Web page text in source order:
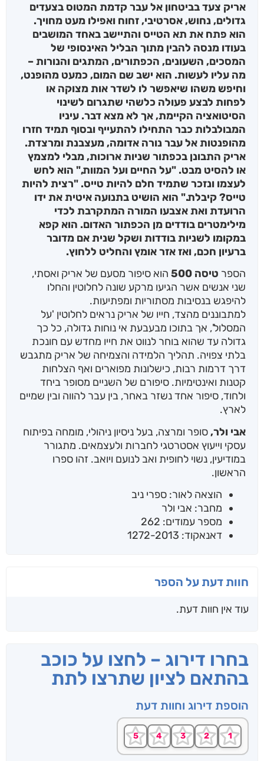
אריק צעד בביטחון אל עבר קדמת המטוס בצעדים
גדולים, נחוש, אסרטיבי, זחוח ואפילו מעט מחויך.
הוא פתח את תא הטייס והתיישב באחד המושבים
בעודו מנסה להבין מתוך הבליל האינסופי של
המסכים, השעונים, הכפתורים, המתגים והנורות –
מה עליו לעשות. הוא ישב שם המום, כמעט מהופנט,
וחיפש משהו שיאפשר לו לשדר אות מצוקה או
לפחות לבצע פעולה כלשהי שתגרום לשינוי
הסיטואציה הקיימת, אך לא מצא דבר. עיניו
המבולבלות כבר התחילו להתעייף ובסוף תמיד חזרו
מהופנטות אל עבר נורה אדומה, מעצבנת ומרצדת.
אריק התבונן בכפתור שניות ארוכות, מבלי למצמץ
או להסיט מבט. "על החיים ועל המוות," הוא לחש
לעצמו ונזכר שתמיד חלם להיות טייס. "רצית להיות
טייס? קיבלת." הוא הושיט בתנועה איטית את ידו
הרועדת ואת אצבעו המורה המתקרבת לכדי
מילימטרים בודדים מן הכפתור האדום. הוא קפא
במקומו לשניות בודדות ושקל שנית אם מדובר
ברעיון חכם, ואז אזר אומץ והחליט ללחוץ.
הספר טיסה 500
הוא סיפור מסעם של אריק ואסתי,
שני אנשים אשר הגיעו מרקע שונה לחלוטין והחלו
להיפגש בנסיבות מסתוריות ומפתיעות.
למתבוננים מהצד, חייו של אריק נראים לחלוטין 'על
המסלול', אך בתוכו מבעבעת אי נוחות גדולה, כל כך
גדולה עד שהוא בוחר לנווט את חייו מחדש עם חונכת
בלתי צפויה. תהליך הלמידה והצמיחה של אריק מתגבש
דרך דרמות רבות, כישלונות מפוארים ואף הצלחות
קטנות ואינטימיות. סיפורם של השניים מסופר ביחד
ולחוד, סיפור אחד נשזר באחר, בין עבר להווה ובין שמיים
לארץ.
אבי ולר,סופר ומרצה, בעל ניסיון ניהולי, מומחה בפיתוח
עסקי וייעוץ אסטרטגי לחברות ולעצמאים. מתגורר
במודיעין, נשוי לחופית ואב לנועם ויואב. זהו ספרו
הראשון.
הוצאה לאור: ספרי ניב
מחבר: אבי ולר
מספר עמודים: 262
דאנאקוד: 1272-2013
חוות דעת על הספר
עוד אין חוות דעת.
בחרו דירוג – לחצו על כוכב
בהתאם לציון שתרצו לתת
הוספת דירוג וחוות דעת